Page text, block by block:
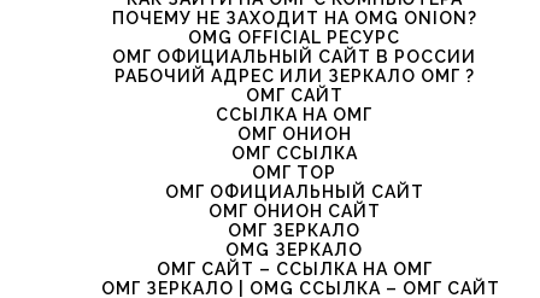
ПОЧЕМУ НЕ ЗАХОДИТ НА OMG ONION?
OMG OFFICIAL РЕСУРС
ОМГ ОФИЦИАЛЬНЫЙ САЙТ В РОССИИ
РАБОЧИЙ АДРЕС ИЛИ ЗЕРКАЛО ОМГ ?
ОМГ САЙТ
ССЫЛКА НА ОМГ
ОМГ ОНИОН
ОМГ ССЫЛКА
ОМГ ТОР
ОМГ ОФИЦИАЛЬНЫЙ САЙТ
ОМГ ОНИОН САЙТ
ОМГ ЗЕРКАЛО
OMG ЗЕРКАЛО
ОМГ САЙТ – ССЫЛКА НА ОМГ
ОМГ ЗЕРКАЛО | OMG ССЫЛКА – ОМГ САЙТ